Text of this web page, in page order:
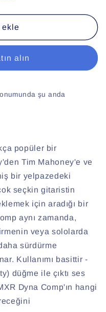
ekle
alın
şu anda
popüler bir
Tim Mahoney'e ve
bir yelpazedeki
seçkin gitaristin
için aradığı bir
aynı zamanda,
veya sololarda
sürdürme
Kullanımı basittir -
düğme ile çıktı ses
Dyna Comp'ın hangi